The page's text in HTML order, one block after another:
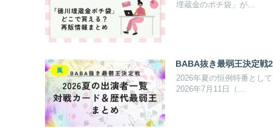
埋蔵金のポチ袋」が...
嵐
BABA抜き最弱王決定戦
2026年夏の恒例特番とし
2026年7月11日（...